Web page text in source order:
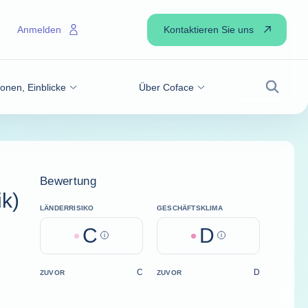
Einblicke Über Coface
Suche
Anmelden Kontaktieren Sie uns
Bewertung
LÄNDERRISIKO
C Help
GESCHÄFTSKLIMA
D Help
ZUVOR C ZUVOR D